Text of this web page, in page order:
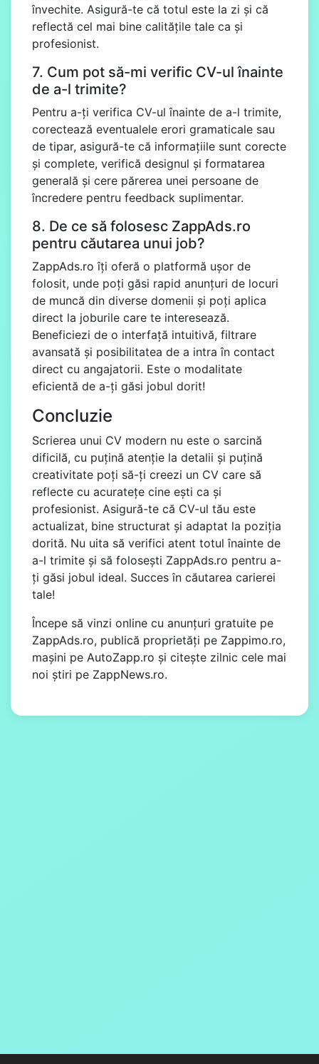
învechite. Asigură-te că totul este la zi și că
reflectă cel mai bine calitățile tale ca și
profesionist.
7. Cum pot să-mi verific CV-ul înainte
de a-l trimite?
Pentru a-ți verifica CV-ul înainte de a-l trimite,
corectează eventualele erori gramaticale sau
de tipar, asigură-te că informațiile sunt corecte
și complete, verifică designul și formatarea
generală și cere părerea unei persoane de
încredere pentru feedback suplimentar.
8. De ce să folosesc ZappAds.ro
pentru căutarea unui job?
ZappAds.ro îți oferă o platformă ușor de
folosit, unde poți găsi rapid anunțuri de locuri
de muncă din diverse domenii și poți aplica
direct la joburile care te interesează.
Beneficiezi de o interfață intuitivă, filtrare
avansată și posibilitatea de a intra în contact
direct cu angajatorii. Este o modalitate
eficientă de a-ți găsi jobul dorit!
Concluzie
Scrierea unui CV modern nu este o sarcină
dificilă, cu puțină atenție la detalii și puțină
creativitate poți să-ți creezi un CV care să
reflecte cu acuratețe cine ești ca și
profesionist. Asigură-te că CV-ul tău este
actualizat, bine structurat și adaptat la poziția
dorită. Nu uita să verifici atent totul înainte de
a-l trimite și să folosești ZappAds.ro pentru a-
ți găsi jobul ideal. Succes în căutarea carierei
tale!
Începe să vinzi online cu anunțuri gratuite pe
ZappAds.ro, publică proprietăți pe Zappimo.ro,
mașini pe AutoZapp.ro și citește zilnic cele mai
noi știri pe ZappNews.ro.